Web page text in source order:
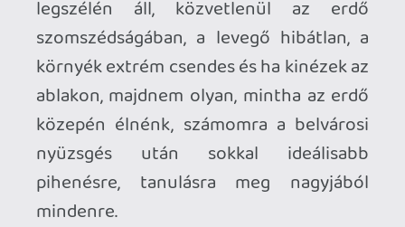
A mindenbe a gaming is beletartozik,
jöjjenek tehát szép sorjában a vasak!
Sony fronton a standardnak tekinthető
PlayStation 5 mellett egy PlayStation 3
Super Slim van még tartalékosként
csatarendbe állítva, időhiány miatt szinte
csak papíron létező retro-éhségem
csillapítására, így nagyjából 17 évet tudok
visszaugrani Sony-időben a HD korszak
kezdetéig, ennél távolabbra nem hiszem,